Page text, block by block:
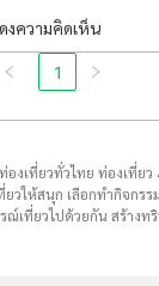
งความคิดเห็น
1
งเที่ยวทั่วไทย ท่องเที่ยว
วให้สนุก เลือกทำกิจกรร
ณ์เที่ยวไปด้วยกัน สร้างท